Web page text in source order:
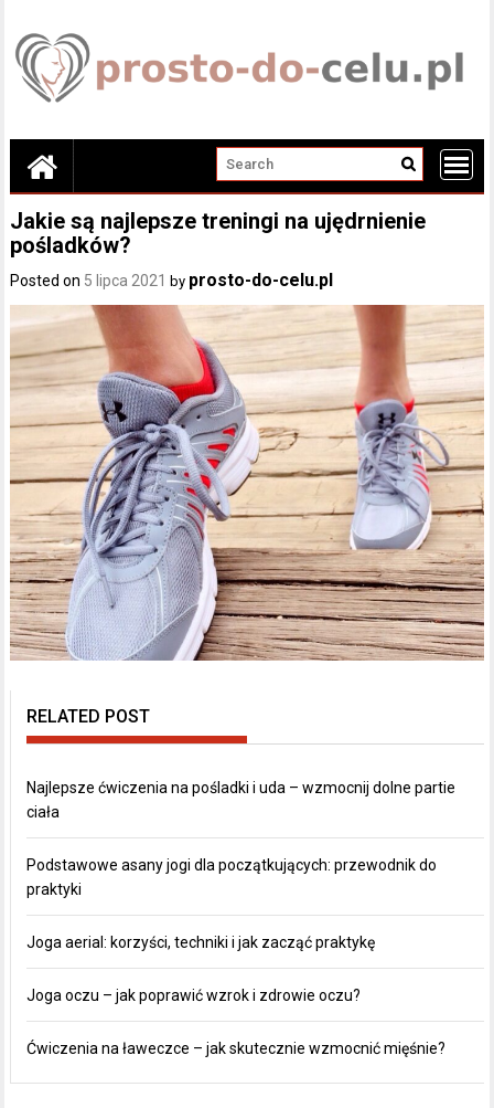
content
Jakie są najlepsze treningi na ujędrnienie
pośladków?
Posted on 5 lipca 2021 by prosto-do-celu.pl
RELATED POST
Najlepsze ćwiczenia na pośladki i uda – wzmocnij dolne partie
ciała
Podstawowe asany jogi dla początkujących: przewodnik do
praktyki
Joga aerial: korzyści, techniki i jak zacząć praktykę
Joga oczu – jak poprawić wzrok i zdrowie oczu?
Ćwiczenia na ławeczce – jak skutecznie wzmocnić mięśnie?